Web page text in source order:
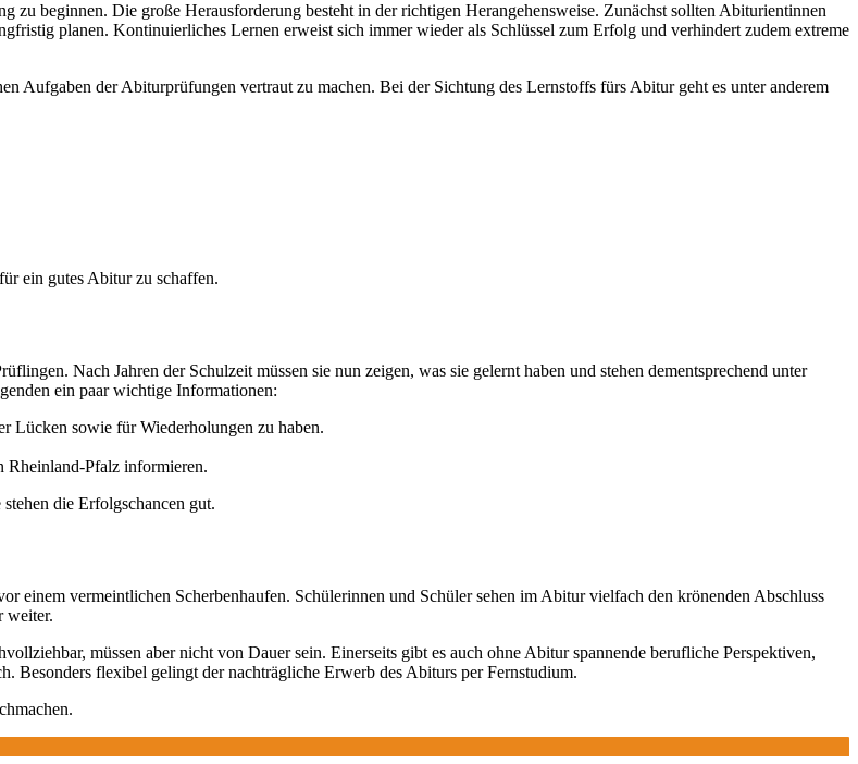
zu beginnen. Die große Herausforderung besteht in der richtigen Herangehensweise. Zunächst sollten Abiturientinnen
planen. Kontinuierliches Lernen erweist sich immer wieder als Schlüssel zum Erfolg und verhindert zudem extreme
Aufgaben der Abiturprüfungen vertraut zu machen. Bei der Sichtung des Lernstoffs fürs Abitur geht es unter anderem
ein gutes Abitur zu schaffen.
Nach Jahren der Schulzeit müssen sie nun zeigen, was sie gelernt haben und stehen dementsprechend unter
ein paar wichtige Informationen:
Lücken sowie für Wiederholungen zu haben.
Rheinland-Pfalz informieren.
die Erfolgschancen gut.
einem vermeintlichen Scherbenhaufen. Schülerinnen und Schüler sehen im Abitur vielfach den krönenden Abschluss
weiter.
müssen aber nicht von Dauer sein. Einerseits gibt es auch ohne Abitur spannende berufliche Perspektiven,
Besonders flexibel gelingt der nachträgliche Erwerb des Abiturs per Fernstudium.